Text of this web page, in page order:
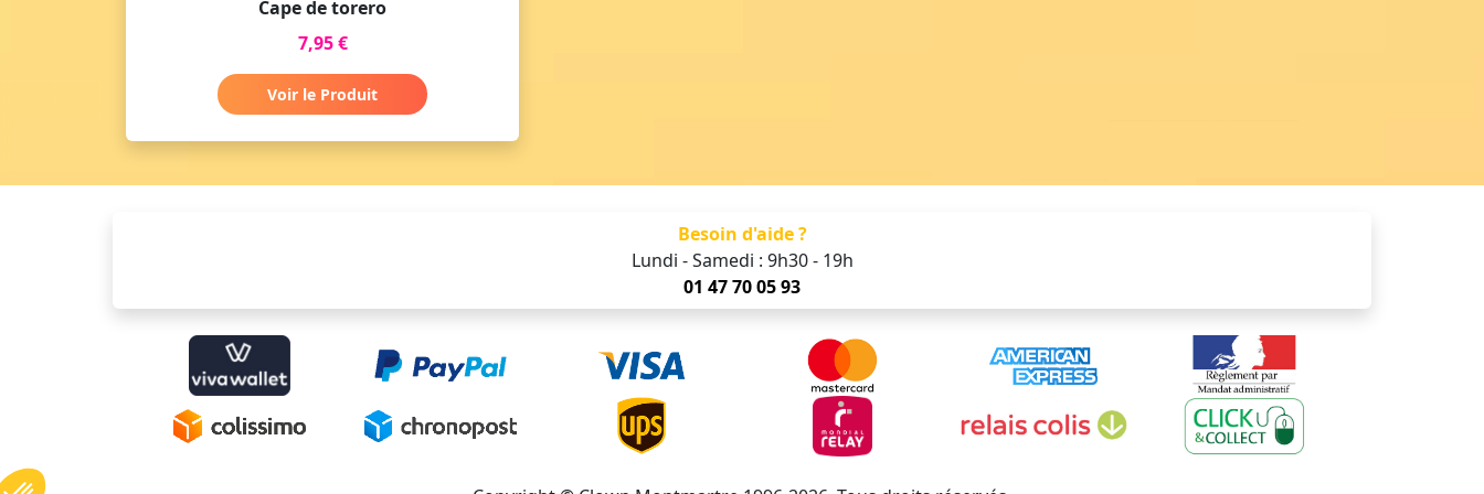
Cape de torero
7,95 €
Voir le Produit
Besoin d'aide ?
Lundi - Samedi : 9h30 - 19h
01 47 70 05 93